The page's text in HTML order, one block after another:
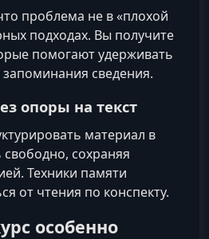
проблема не в «плохой
подходах. Вы получите
помогают удерживать
сведения.
опоры на текст
материал в
свободно, сохраняя
Техники памяти
от чтения по конспекту.
особенно